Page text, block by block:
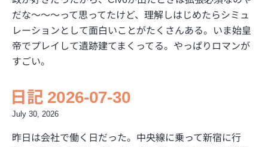
だな〜〜〜って思ってたけど、理解しはじめたらシミュ
レーションとして面白いことがたくさんある。いま始皇
帝でプレイして遺跡建てまくってる。やっぱりロマンが
すごい。
日記 2026-07-30
July 30, 2026
昨日は会社で働く日だった。中央線に乗って新宿に行